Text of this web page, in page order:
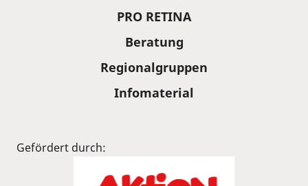
PRO RETINA
Beratung
Regionalgruppen
Infomaterial
Gefördert durch: